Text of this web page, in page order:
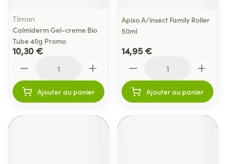
Tilman
Calmiderm Gel-creme Bio
Tube 40g Promo
10,30 €
Ajouter au panier
Apixo A/insect Family Roller
50ml
14,95 €
Ajouter au panier